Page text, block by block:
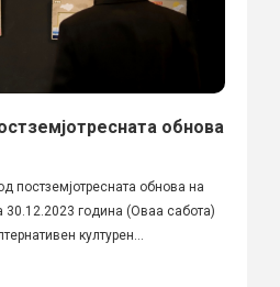
обнова
постземјотресната обнова на
30.12.2023 година (Оваа сабота)
културен...